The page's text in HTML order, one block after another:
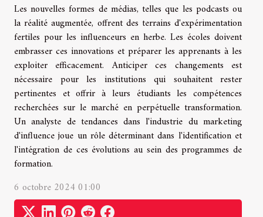
Les nouvelles formes de médias, telles que les podcasts ou
la réalité augmentée, offrent des terrains d'expérimentation
fertiles pour les influenceurs en herbe. Les écoles doivent
embrasser ces innovations et préparer les apprenants à les
exploiter efficacement. Anticiper ces changements est
nécessaire pour les institutions qui souhaitent rester
pertinentes et offrir à leurs étudiants les compétences
recherchées sur le marché en perpétuelle transformation.
Un analyste de tendances dans l'industrie du marketing
d'influence joue un rôle déterminant dans l'identification et
l'intégration de ces évolutions au sein des programmes de
formation.
6 octobre 2024 01:00